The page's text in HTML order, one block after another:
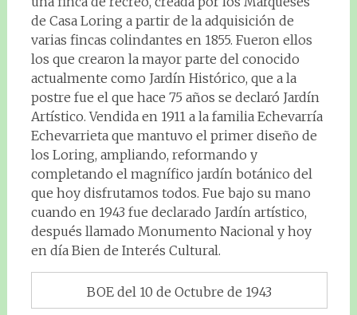
de Casa Loring a partir de la adquisición de
varias fincas colindantes en 1855. Fueron ellos
los que crearon la mayor parte del conocido
actualmente como Jardín Histórico, que a la
postre fue el que hace 75 años se declaró Jardín
Artístico. Vendida en 1911 a la familia Echevarría
Echevarrieta que mantuvo el primer diseño de
los Loring, ampliando, reformando y
completando el magnífico jardín botánico del
que hoy disfrutamos todos. Fue bajo su mano
cuando en 1943 fue declarado Jardín artístico,
después llamado Monumento Nacional y hoy
en día Bien de Interés Cultural.
BOE del 10 de Octubre de 1943